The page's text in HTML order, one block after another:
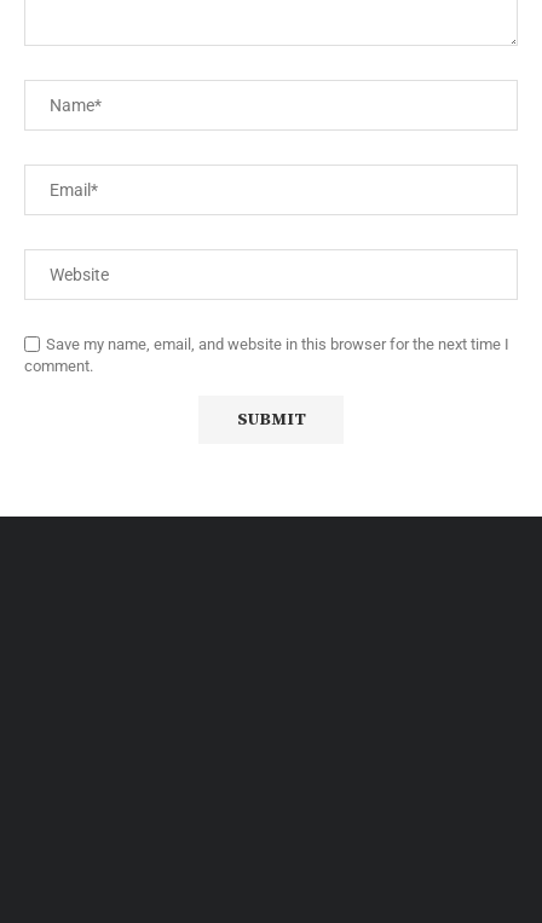
Save my name, email, and website in this browser for the next time I
comment.